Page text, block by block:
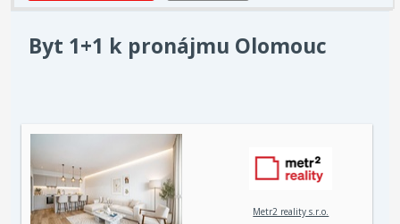
Byt 1+1 k pronájmu Olomouc
Metr2 reality s.r.o.